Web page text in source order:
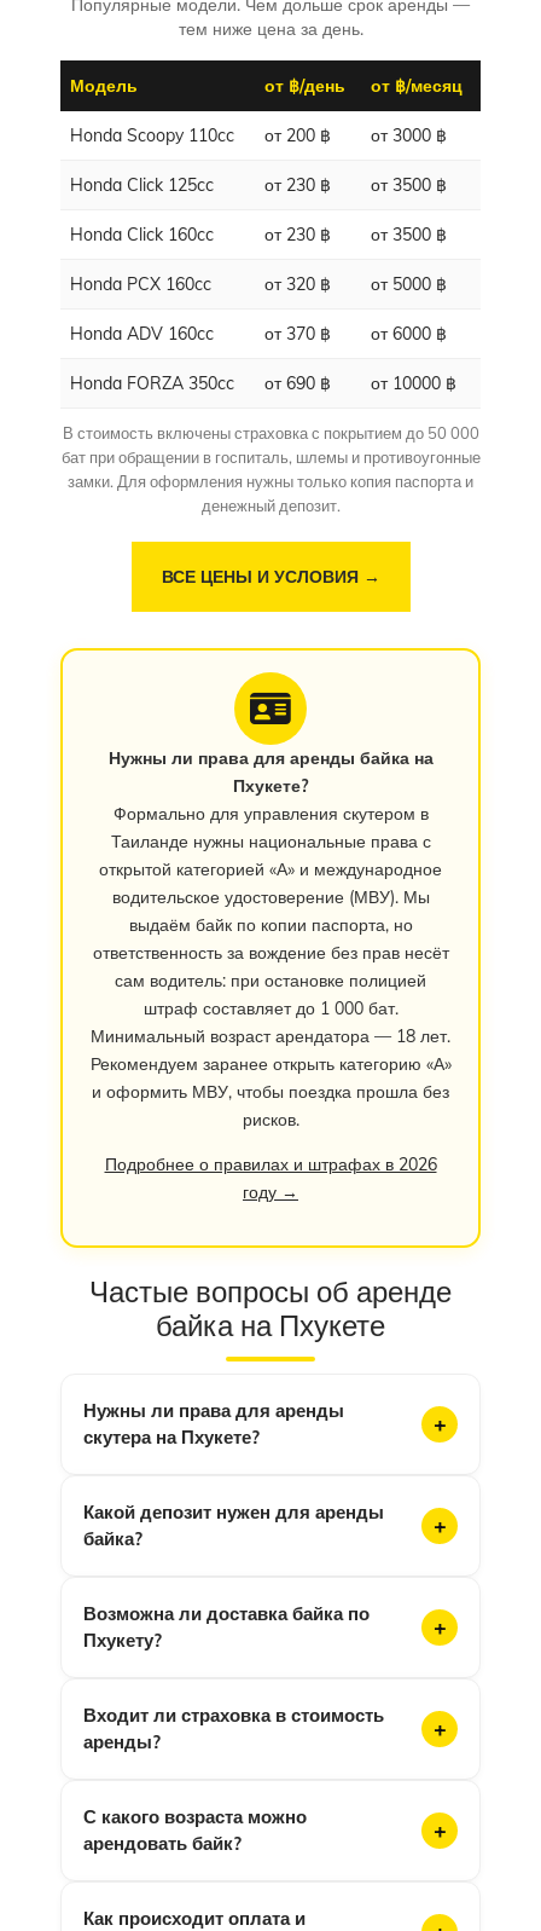
Популярные модели. Чем дольше срок аренды —
тем ниже цена за день.
Модель от ฿/день от ฿/месяц
Honda Scoopy 110cc от 200 ฿ от 3000 ฿
Honda Click 125cc от 230 ฿ от 3500 ฿
Honda Click 160cc от 230 ฿ от 3500 ฿
Honda PCX 160cc от 320 ฿ от 5000 ฿
Honda ADV 160cc от 370 ฿ от 6000 ฿
Honda FORZA 350cc от 690 ฿ от 10000 ฿
В стоимость включены страховка с покрытием до 50 000
бат при обращении в госпиталь, шлемы и противоугонные
замки. Для оформления нужны только копия паспорта и
денежный депозит.
ВСЕ ЦЕНЫ И УСЛОВИЯ →
Нужны ли права для аренды байка на
Пхукете?
Формально для управления скутером в
Таиланде нужны национальные права с
открытой категорией «А» и международное
водительское удостоверение (МВУ). Мы
выдаём байк по копии паспорта, но
ответственность за вождение без прав несёт
сам водитель: при остановке полицией
штраф составляет до 1 000 бат.
Минимальный возраст арендатора — 18 лет.
Рекомендуем заранее открыть категорию «А»
и оформить МВУ, чтобы поездка прошла без
рисков.
Подробнее о правилах и штрафах в 2026
году →
Частые вопросы об аренде
байка на Пхукете
Нужны ли права для аренды
скутера на Пхукете?
Какой депозит нужен для аренды
байка?
Возможна ли доставка байка по
Пхукету?
Входит ли страховка в стоимость
аренды?
С какого возраста можно
арендовать байк?
Как происходит оплата и